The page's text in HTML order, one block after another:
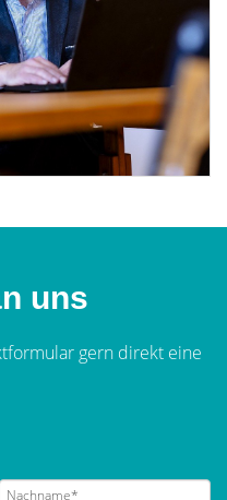
uns
gern direkt eine